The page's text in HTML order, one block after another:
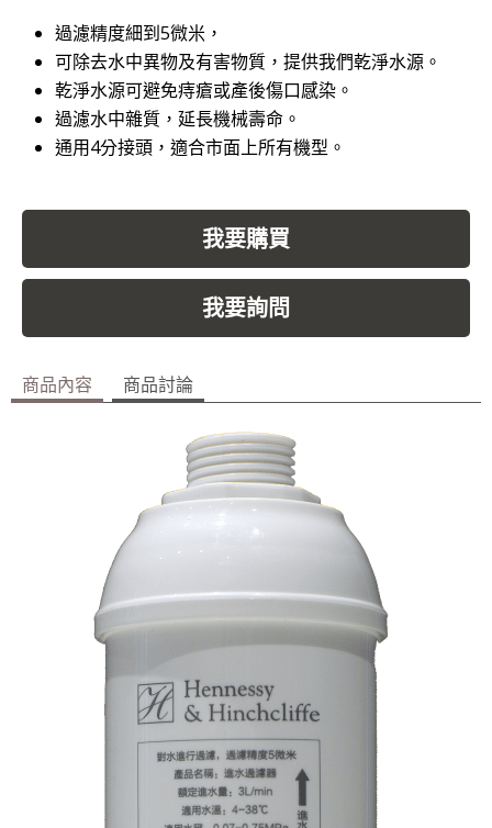
過濾精度細到5微米，
可除去水中異物及有害物質，提供我們乾淨水源。
乾淨水源可避免痔瘡或產後傷口感染。
過濾水中雜質，延長機械壽命。
通用4分接頭，適合市面上所有機型。
我要購買
我要詢問
商品內容 商品討論